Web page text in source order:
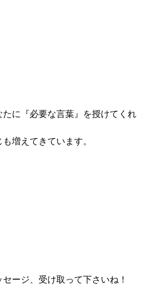
に『必要な言葉』を授けてくれ
増えてきています。
ージ、受け取って下さいね！